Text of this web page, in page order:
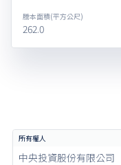
謄本面積(平方公尺)
262.0
中央投資股份有限公司